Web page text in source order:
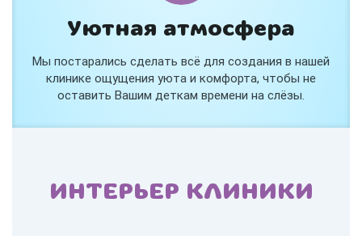
Уютная атмосфера
Мы постарались сделать всё для создания в нашей
клинике ощущения уюта и комфорта, чтобы не
оставить Вашим деткам времени на слёзы.
ИНТЕРЬЕР КЛИНИКИ